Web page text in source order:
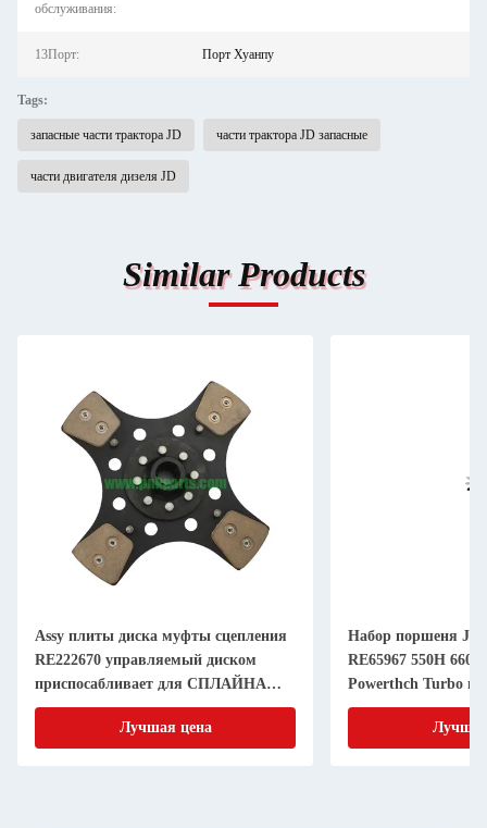
обслуживания:
13Порт: Порт Хуанпу
Tags:
запасные части трактора JD части трактора JD запасные
части двигателя дизеля JD
Similar Products
Assy плиты диска муфты сцепления
RE222670 управляемый диском
приспосабливает для СПЛАЙНА
дюйма 20 частей машинного
оборудования 11 земледелия
Лучшая цена
Набор поршеня JD
RE65967 550H 6603
Powerthch Turbo
втулки цилиндра